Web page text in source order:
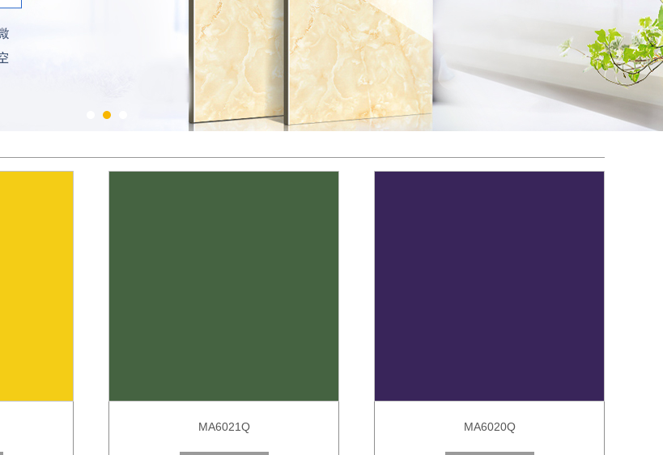
MA6021Q MA6020Q